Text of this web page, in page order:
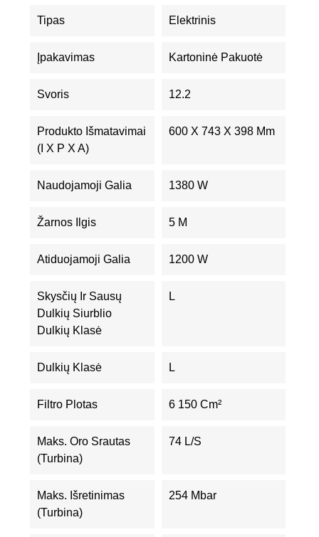
Tipas Elektrinis
Įpakavimas Kartoninė Pakuotė
Svoris 12.2
Produkto Išmatavimai
(I X P X A)
600 X 743 X 398 Mm
Naudojamoji Galia 1380 W
Žarnos Ilgis 5 M
Atiduojamoji Galia 1200 W
Skysčių Ir Sausų
Dulkių Siurblio
Dulkių Klasė
L
Dulkių Klasė L
Filtro Plotas 6 150 Cm²
Maks. Oro Srautas
(turbina)
74 L/s
Maks. Išretinimas
(turbina)
254 Mbar